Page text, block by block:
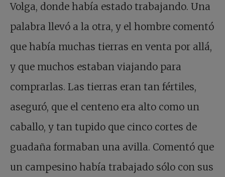
Volga, donde había estado trabajando. Una
palabra llevó a la otra, y el hombre comentó
que había muchas tierras en venta por allá,
y que muchos estaban viajando para
comprarlas. Las tierras eran tan fértiles,
aseguró, que el centeno era alto como un
caballo, y tan tupido que cinco cortes de
guadaña formaban una avilla. Comentó que
un campesino había trabajado sólo con sus